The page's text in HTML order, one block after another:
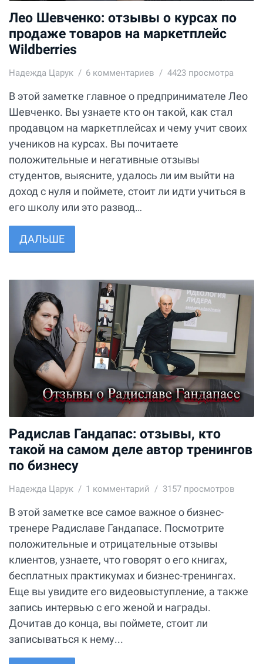
Лео Шевченко: отзывы о курсах по
продаже товаров на маркетплейс
Wildberries
Надежда Царук 6 комментариев 4423 просмотра
В этой заметке главное о предпринимателе Лео
Шевченко. Вы узнаете кто он такой, как стал
продавцом на маркетплейсах и чему учит своих
учеников на курсах. Вы почитаете
положительные и негативные отзывы
студентов, выясните, удалось ли им выйти на
доход с нуля и поймете, стоит ли идти учиться в
его школу или это развод…
ДАЛЬШЕ
Радислав Гандапас: отзывы, кто
такой на самом деле автор тренингов
по бизнесу
Надежда Царук 1 комментарий 3157 просмотров
В этой заметке все самое важное о бизнес-
тренере Радиславе Гандапасе. Посмотрите
положительные и отрицательные отзывы
клиентов, узнаете, что говорят о его книгах,
бесплатных практикумах и бизнес-тренингах.
Еще вы увидите его видеовыступление, а также
запись интервью с его женой и награды.
Дочитав до конца, вы поймете, стоит ли
записываться к нему...